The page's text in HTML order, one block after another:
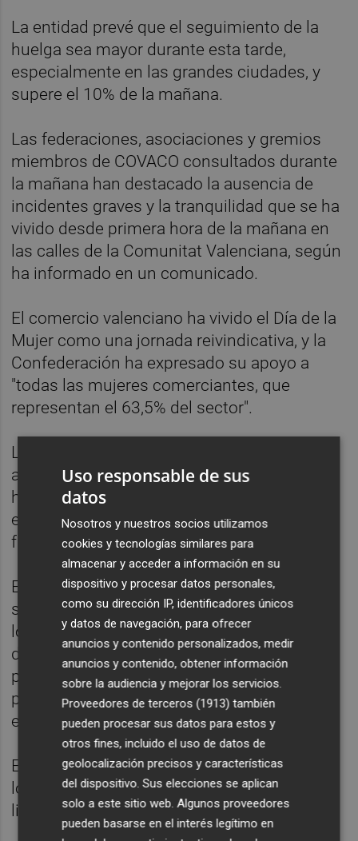
La entidad prevé que el seguimiento de la
huelga sea mayor durante esta tarde,
especialmente en las grandes ciudades, y
supere el 10% de la mañana.
Las federaciones, asociaciones y gremios
miembros de COVACO consultados durante
la mañana han destacado la ausencia de
incidentes graves y la tranquilidad que se ha
vivido desde primera hora de la mañana en
las calles de la Comunitat Valenciana, según
ha informado en un comunicado.
El comercio valenciano ha vivido el Día de la
Mujer como una jornada reivindicativa, y la
Confederación ha expresado su apoyo a
"todas las mujeres comerciantes, que
representan el 63,5% del sector".
Los comercios han colocado carteles de
apoyo, lazos, delantales y otros elementos y
han mandado mensajes a sus clientes para
expresar su apoyo a la iniciativa, según las
fuentes consultadas.
En un 15 % de las micropymes de comercio
se han producido cierres parciales, durante
los que los y las comerciantes y empleados
de comercio han aprovechado para
participar en las concentraciones y actos de
protesta que se han celebrado a nivel local o
en los centros de trabajo.
En cuanto a la afluencia de compradores a
los comercios, la visita de clientes ha sido
ligeramente inferior a la de un día normal.
Uso responsable de sus
datos
Nosotros y nuestros socios utilizamos
cookies y tecnologías similares para
almacenar y acceder a información en su
dispositivo y procesar datos personales,
como su dirección IP, identificadores únicos
y datos de navegación, para ofrecer
anuncios y contenido personalizados, medir
anuncios y contenido, obtener información
sobre la audiencia y mejorar los servicios.
Proveedores de terceros (1913) también
pueden procesar sus datos para estos y
otros fines, incluido el uso de datos de
geolocalización precisos y características
del dispositivo. Sus elecciones se aplican
solo a este sitio web. Algunos proveedores
pueden basarse en el interés legítimo en